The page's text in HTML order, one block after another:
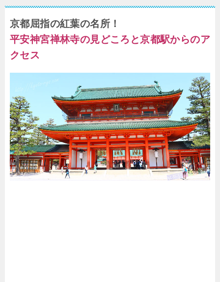
京都屈指の紅葉の名所！
平安神宮禅林寺の見どころと京都駅からのア
クセス